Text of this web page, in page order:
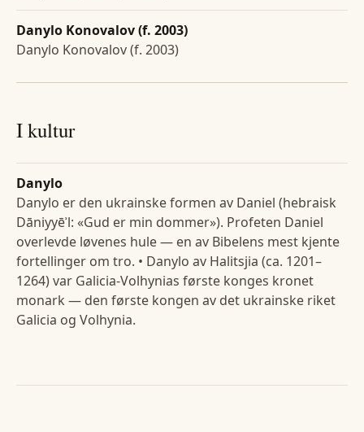
Danylo Konovalov (f. 2003)
Danylo Konovalov (f. 2003)
I kultur
Danylo
Danylo er den ukrainske formen av Daniel (hebraisk
Dāniyyēʾl: «Gud er min dommer»). Profeten Daniel
overlevde løvenes hule — en av Bibelens mest kjente
fortellinger om tro. • Danylo av Halitsjia (ca. 1201–
1264) var Galicia-Volhynias første konges kronet
monark — den første kongen av det ukrainske riket
Galicia og Volhynia.